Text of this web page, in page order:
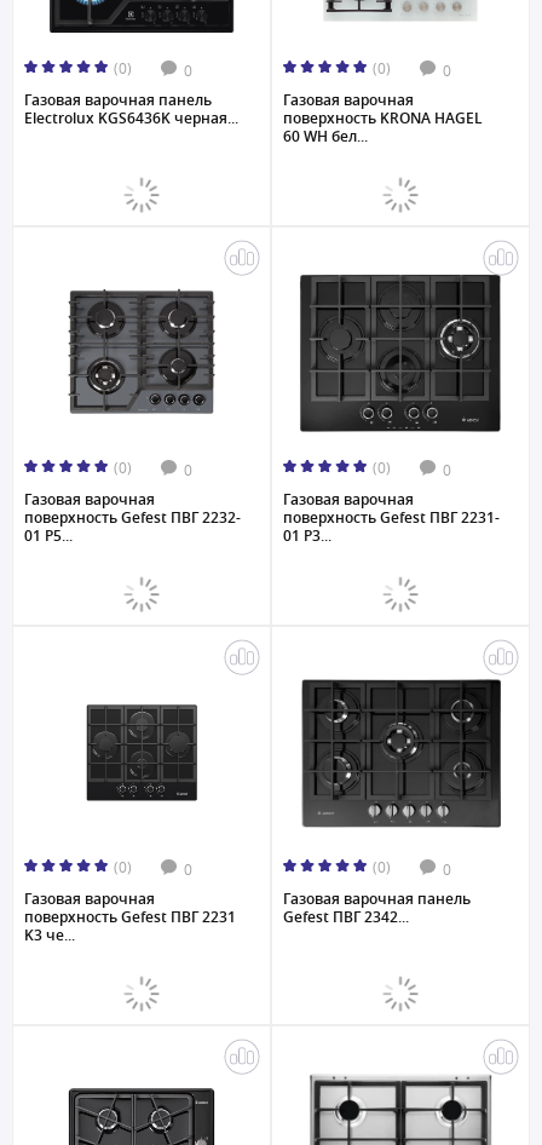
(0) 0
Газовая варочная панель
Electrolux KGS6436K черная...
(0) 0
Газовая варочная
поверхность KRONA HAGEL
60 WH бел...
(0) 0
Газовая варочная
поверхность Gefest ПВГ 2232-
01 P5...
(0) 0
Газовая варочная
поверхность Gefest ПВГ 2231-
01 P3...
(0) 0
Газовая варочная
поверхность Gefest ПВГ 2231
K3 че...
(0) 0
Газовая варочная панель
Gefest ПВГ 2342...